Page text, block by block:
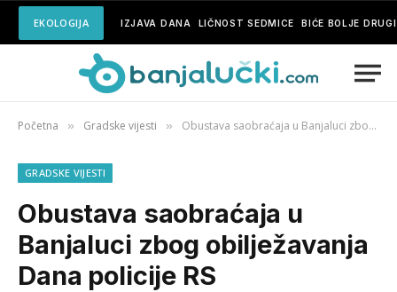
EKOLOGIJA IZJAVA DANA LIČNOST SEDMICE BIĆE BOLJE
Početna » Gradske vijesti » Obustava saobraćaja u Banjaluci zbog obilježavanja Dana policije RS
GRADSKE VIJESTI
Obustava saobraćaja u
Banjaluci zbog obilježavanja
Dana policije RS